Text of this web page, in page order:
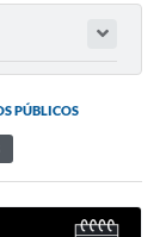
PÚBLICOS